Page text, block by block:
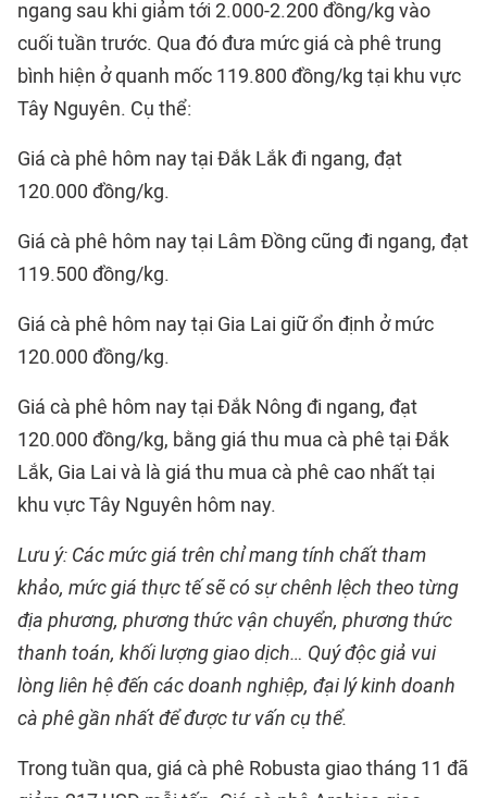
ngang sau khi giảm tới 2.000-2.200 đồng/kg vào
cuối tuần trước. Qua đó đưa mức giá cà phê trung
bình hiện ở quanh mốc 119.800 đồng/kg tại khu vực
Tây Nguyên. Cụ thể:
Giá cà phê hôm nay tại Đắk Lắk đi ngang, đạt
120.000 đồng/kg.
Giá cà phê hôm nay tại Lâm Đồng cũng đi ngang, đạt
119.500 đồng/kg.
Giá cà phê hôm nay tại Gia Lai giữ ổn định ở mức
120.000 đồng/kg.
Giá cà phê hôm nay tại Đắk Nông đi ngang, đạt
120.000 đồng/kg, bằng giá thu mua cà phê tại Đắk
Lắk, Gia Lai và là giá thu mua cà phê cao nhất tại
khu vực Tây Nguyên hôm nay.
Lưu ý: Các mức giá trên chỉ mang tính chất tham
khảo, mức giá thực tế sẽ có sự chênh lệch theo từng
địa phương, phương thức vận chuyển, phương thức
thanh toán, khối lượng giao dịch… Quý độc giả vui
lòng liên hệ đến các doanh nghiệp, đại lý kinh doanh
cà phê gần nhất để được tư vấn cụ thể.
Trong tuần qua, giá cà phê Robusta giao tháng 11 đã